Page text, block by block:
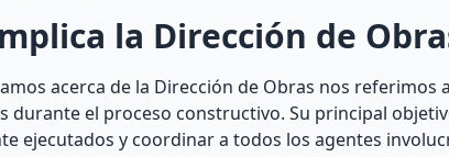
la Dirección de
acerca de la Dirección de Obras nos referimos
durante el proceso constructivo. Su principal
ejecutados y coordinar a todos los agentes